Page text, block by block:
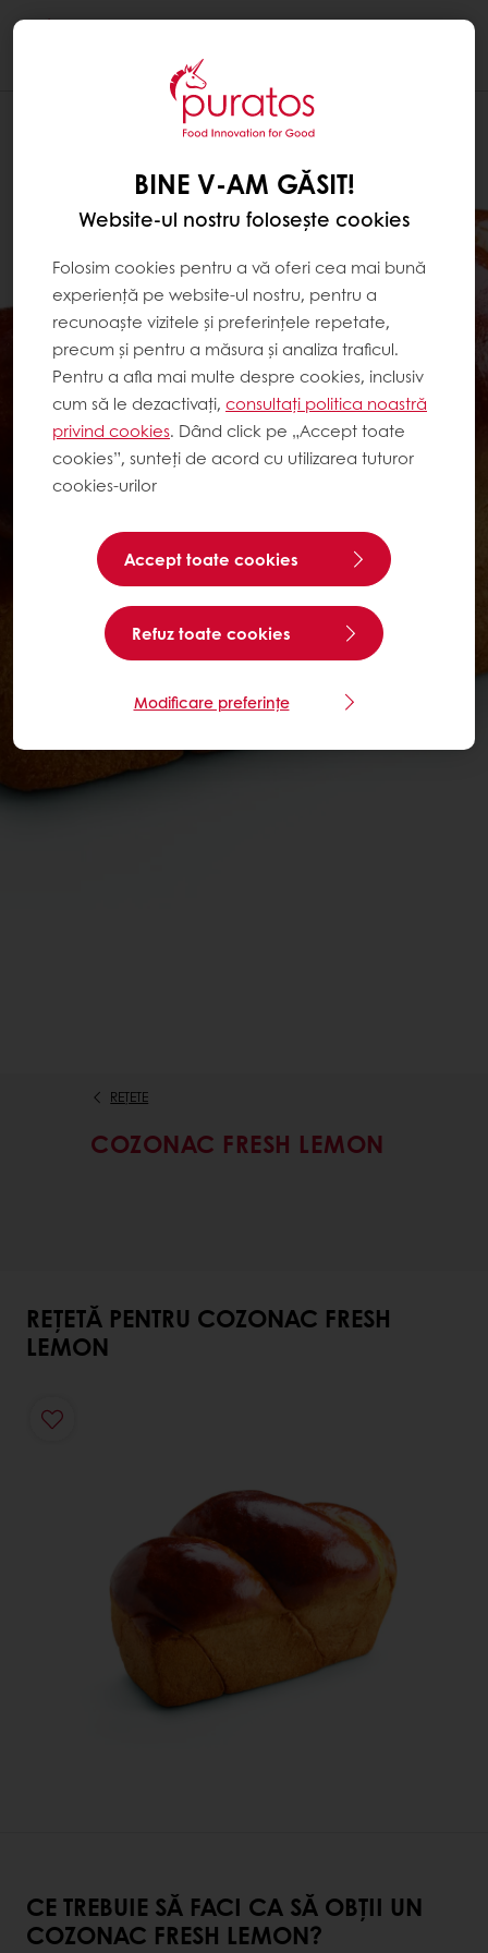
REȚETE
COZONAC FRESH LEMON
REȚETĂ PENTRU COZONAC FRESH
LEMON
CE TREBUIE SĂ FACI CA SĂ OBȚII UN
COZONAC FRESH LEMON?
BINE V-AM GĂSIT!
Website-ul nostru folosește cookies
Folosim cookies pentru a vă oferi cea mai bună
experiență pe website-ul nostru, pentru a
recunoaște vizitele și preferințele repetate,
precum și pentru a măsura și analiza traficul.
Pentru a afla mai multe despre cookies, inclusiv
cum să le dezactivați, consultați politica noastră
privind cookies. Dând click pe „Accept toate
cookies”, sunteți de acord cu utilizarea tuturor
cookies-urilor
Accept toate cookies
Refuz toate cookies
Modificare preferințe